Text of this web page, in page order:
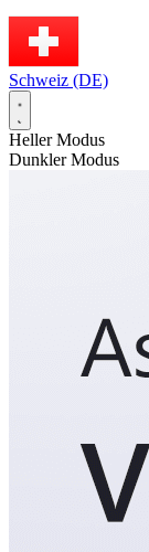
Schweiz (DE)
Heller Modus
Dunkler Modus